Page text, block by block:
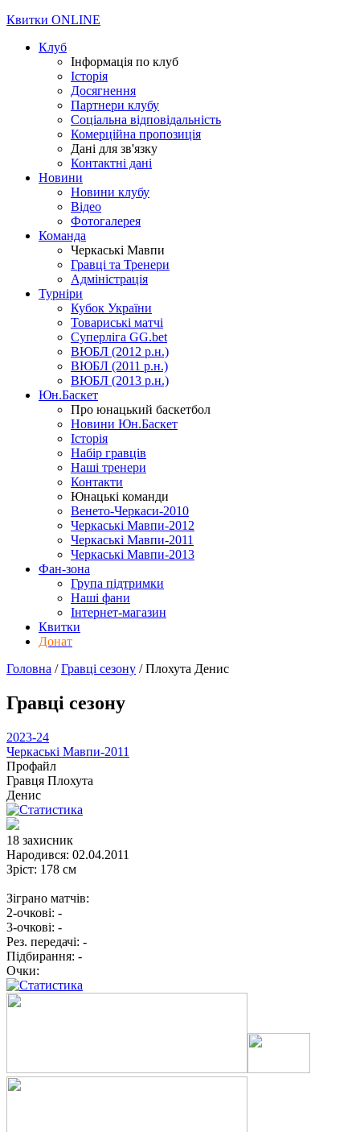
Квитки ONLINE
Клуб
Інформація по клуб
Історія
Досягнення
Партнери клубу
Соціальна відповідальність
Комерційна пропозиція
Дані для зв'язку
Контактні дані
Новини
Новини клубу
Відео
Фотогалерея
Команда
Черкаські Мавпи
Гравці та Тренери
Адміністрація
Турніри
Кубок України
Товариські матчі
Суперліга GG.bet
ВЮБЛ (2012 р.н.)
ВЮБЛ (2011 р.н.)
ВЮБЛ (2013 р.н.)
Юн.Баскет
Про юнацький баскетбол
Новини Юн.Баскет
Історія
Набір гравців
Наші тренери
Контакти
Юнацькі команди
Венето-Черкаси-2010
Черкаські Мавпи-2012
Черкаські Мавпи-2011
Черкаські Мавпи-2013
Фан-зона
Група підтримки
Наші фани
Інтернет-магазин
Квитки
Донат
Головна /Гравці сезону /Плохута Денис
Гравці сезону
2023-24
Черкаські Мавпи-2011
Профайл
Гравця Плохута
Денис
18 захисник
Народився: 02.04.2011
Зріст: 178 см
Зіграно матчів:
2-очкові: -
3-очкові: -
Рез. передачі: -
Підбирання: -
Очки: